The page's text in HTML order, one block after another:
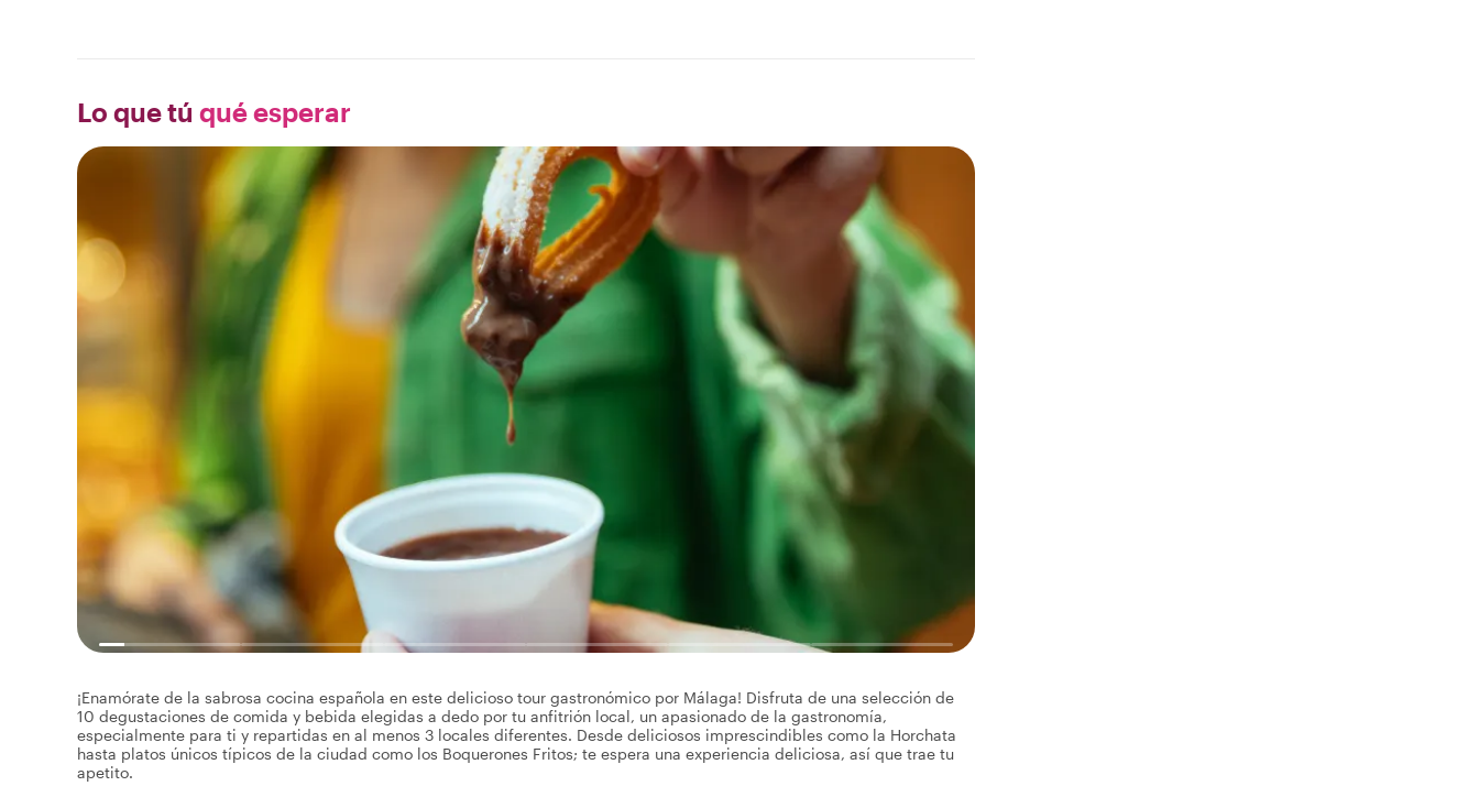
Lo que tú qué esperar
¡Enamórate de la sabrosa cocina española en este delicioso tour gastronómico por Málaga! Disfruta de una selección de
10 degustaciones de comida y bebida elegidas a dedo por tu anfitrión local, un apasionado de la gastronomía,
especialmente para ti y repartidas en al menos 3 locales diferentes. Desde deliciosos imprescindibles como la Horchata
hasta platos únicos típicos de la ciudad como los Boquerones Fritos; te espera una experiencia deliciosa, así que trae tu
apetito.